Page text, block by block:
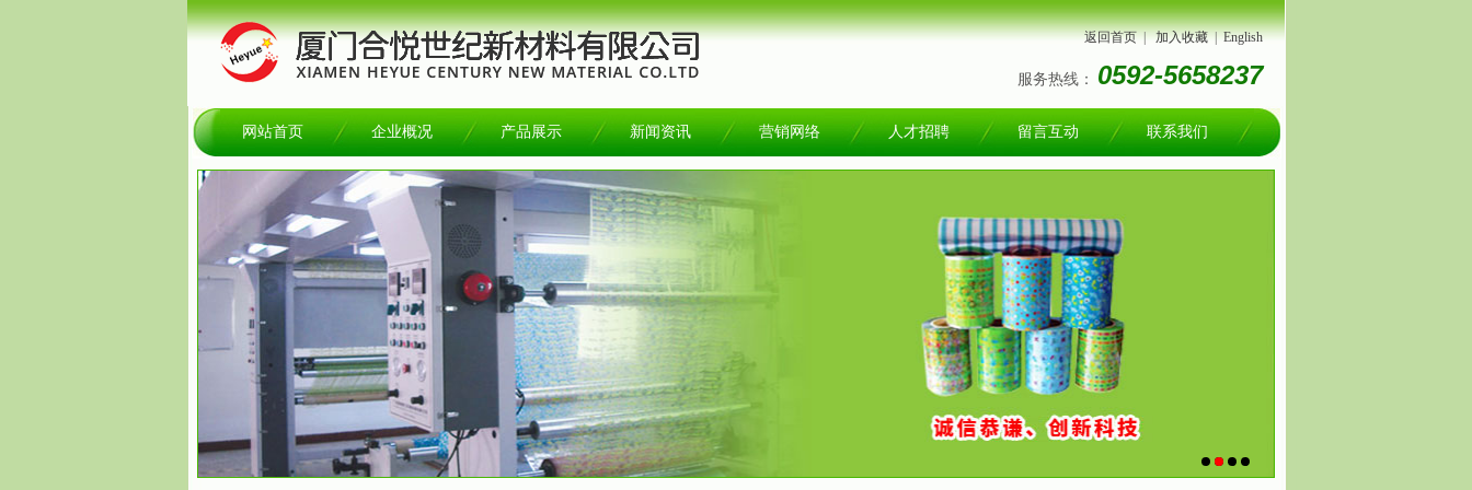
返回首页|加入收藏|English
服务热线： 0592-5658237
网站首页 企业概况 产品展示 新闻资讯 营销网络 人才招聘 留言互动 联系我们
1 2 3 4